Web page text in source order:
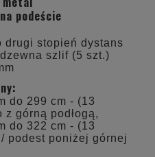
podeście
drugi stopień dystans
szlif (5 szt.)
do 299 cm - (13
górną podłogą,
do 322 cm - (13
podest poniżej górnej